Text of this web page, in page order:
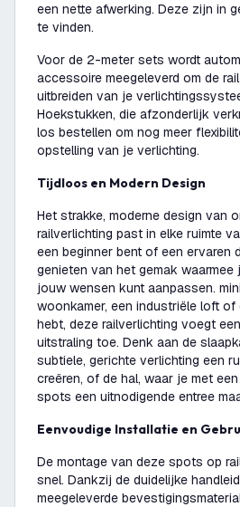
een nette afwerking. Deze zijn in
te vinden.
Voor de 2-meter sets wordt
accessoire meegeleverd om de
uitbreiden van je
Hoekstukken, die afzonderlijk
los bestellen om nog meer
opstelling van je verlichting.
Tijdloos en Modern Design
Het strakke, moderne design van
railverlichting past in elke ruimte
een beginner bent of een ervaren
genieten van het gemak waarmee
jouw wensen kunt aanpassen.
woonkamer, een industriële loft of
hebt, deze railverlichting voegt
uitstraling toe. Denk aan de
subtiele, gerichte verlichting een
creëren, of de hal, waar je met
spots een uitnodigende entree
Eenvoudige Installatie en
De montage van deze spots op
snel. Dankzij de duidelijke
meegeleverde